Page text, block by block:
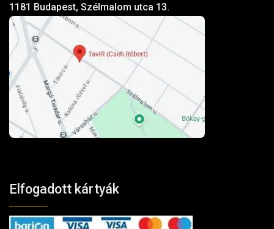
1181 Budapest, Szélmalom utca 13.
Elfogadott kártyák